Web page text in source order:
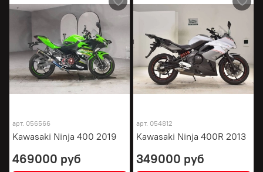
арт. 056566
Kawasaki Ninja 400 2019
469000 руб
арт. 054812
Kawasaki Ninja 400R 2013
349000 руб